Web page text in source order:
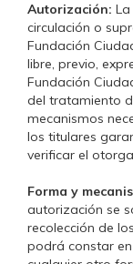
Autorización:
circulación o
Fundación
libre, previo,
Fundación
del tratamiento
mecanismos
los titulares
verificar el
Forma y
autorización se
recolección de
podrá constar